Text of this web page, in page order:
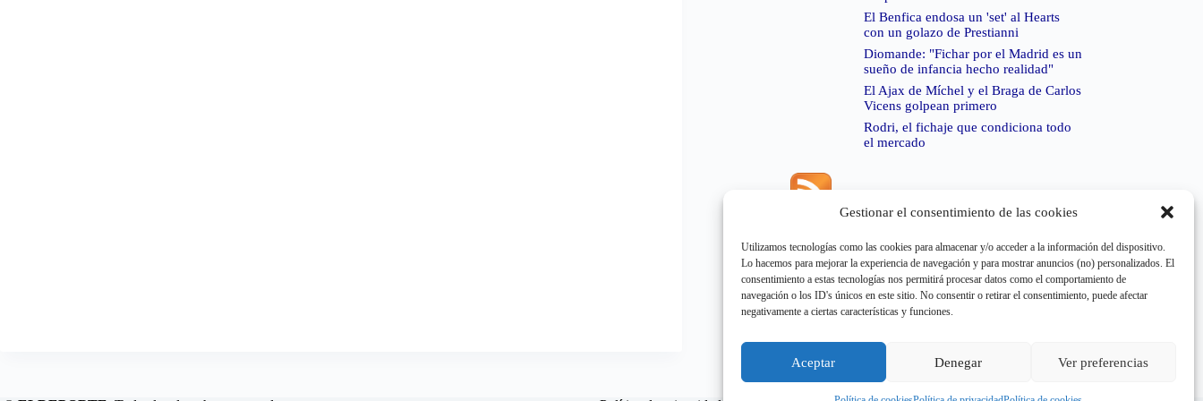
Gestionar el consentimiento de las cookies
Utilizamos tecnologías como las cookies para almacenar y/o acceder a la información del dispositivo.
Lo hacemos para mejorar la experiencia de navegación y para mostrar anuncios (no) personalizados. El
consentimiento a estas tecnologías nos permitirá procesar datos como el comportamiento de
navegación o los ID's únicos en este sitio. No consentir o retirar el consentimiento, puede afectar
negativamente a ciertas características y funciones.
Aceptar Denegar Ver preferencias
El Benfica endosa un 'set' al Hearts
con un golazo de Prestianni
Diomande: "Fichar por el Madrid es un
sueño de infancia hecho realidad"
El Ajax de Míchel y el Braga de Carlos
Vicens golpean primero
Rodri, el fichaje que condiciona todo
el mercado
Error de RSS:Retrieved unsupported status code
"404"